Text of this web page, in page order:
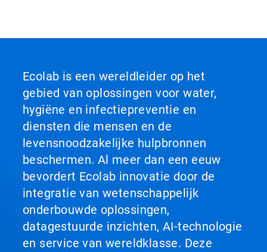
Ecolab is een wereldleider op het
gebied van oplossingen voor water,
hygiëne en infectiepreventie en
diensten die mensen en de
levensnoodzakelijke hulpbronnen
beschermen. Al meer dan een eeuw
bevordert Ecolab innovatie door de
integratie van wetenschappelijk
onderbouwde oplossingen,
datagestuurde inzichten, AI-technologie
en service van wereldklasse. Deze